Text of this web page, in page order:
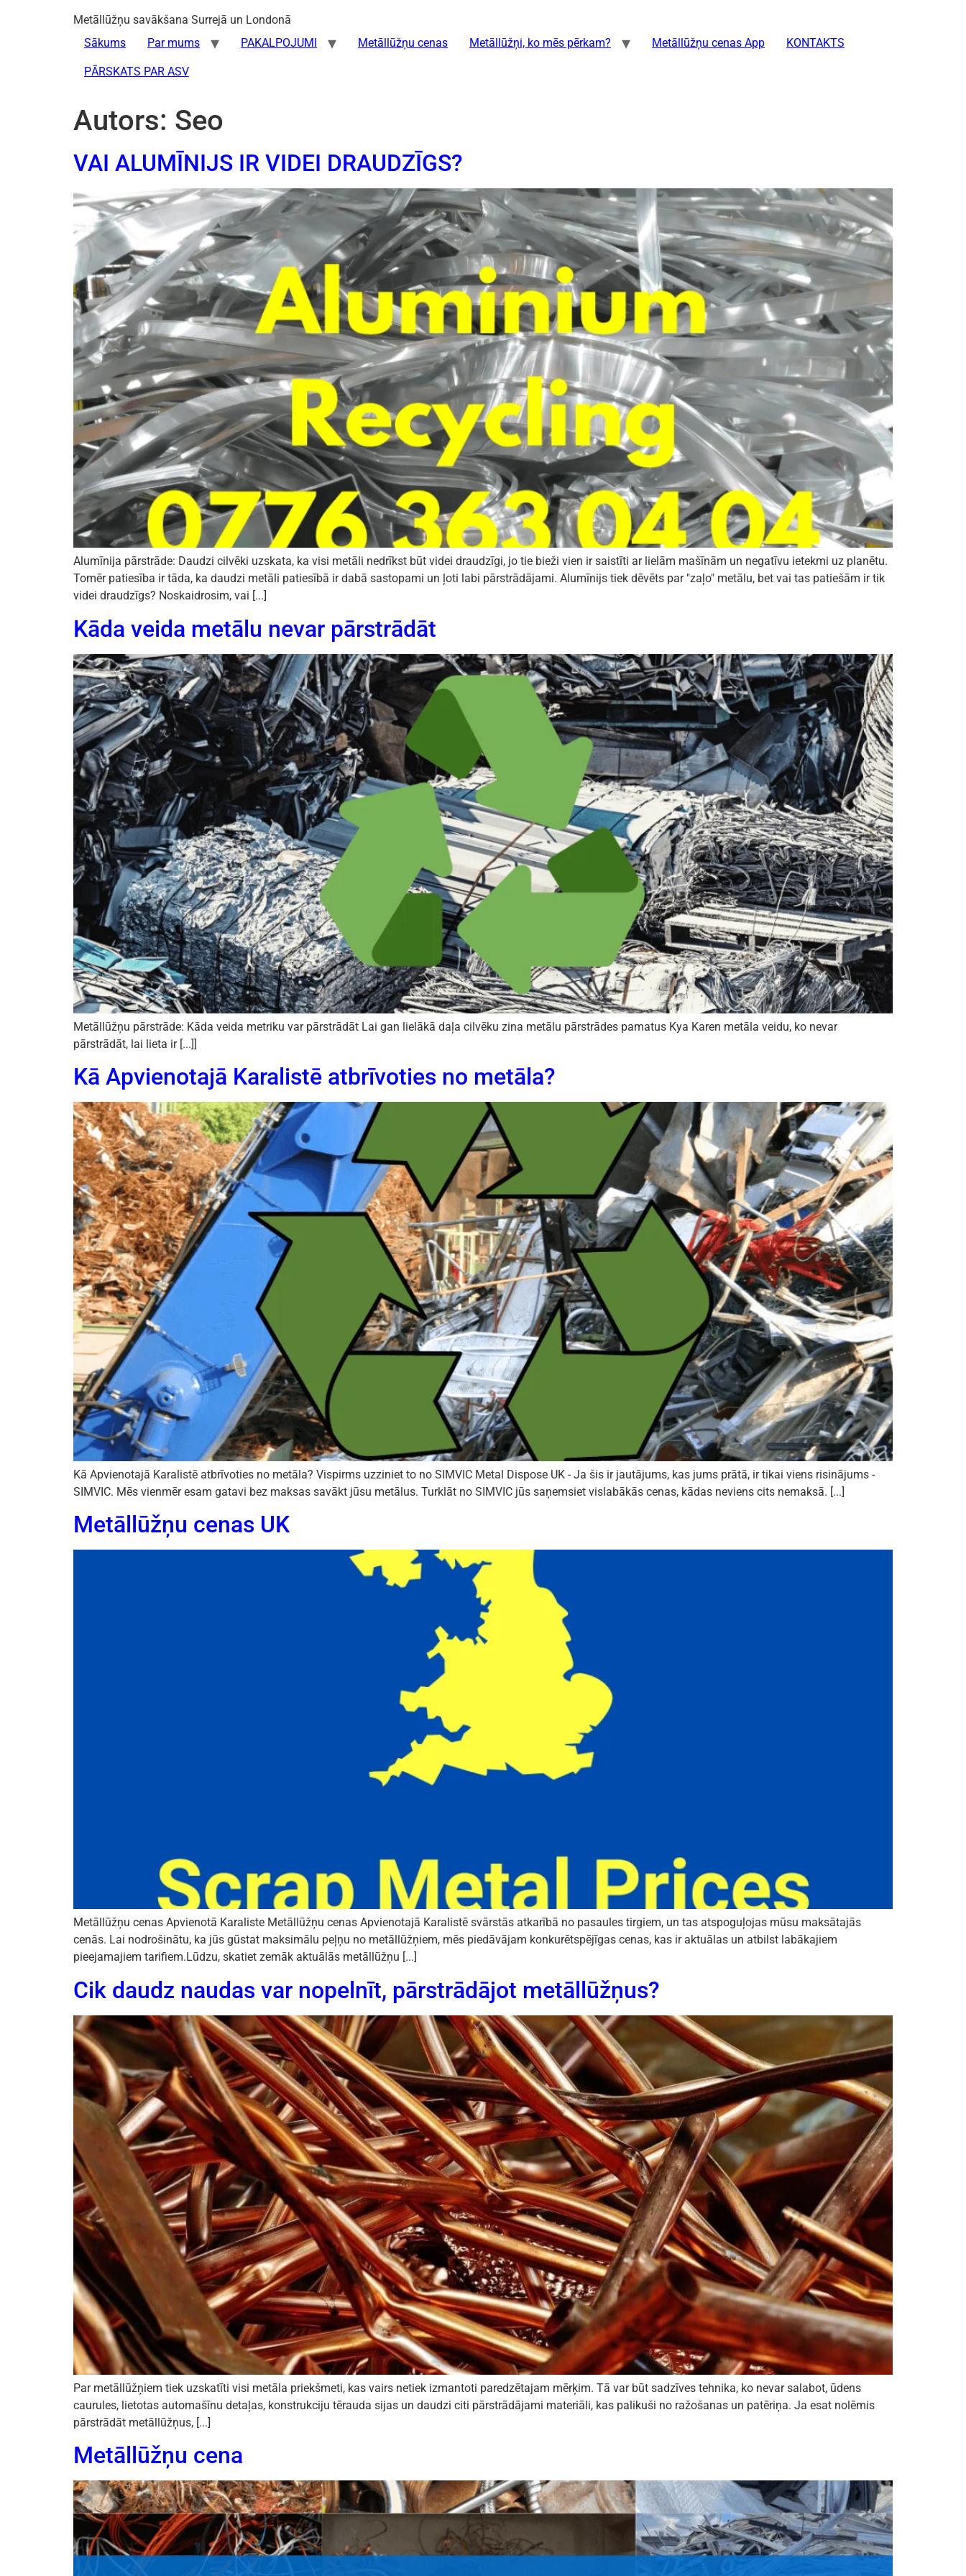
Metāllūžņu savākšana Surrejā un Londonā
Sākums
Par mums PAKALPOJUMI Metāllūžņu cenas Metāllūžņi, ko mēs pērkam? Metāllūžņu cenas App KONTAKTS
PĀRSKATS PAR ASV
Autors: Seo
VAI ALUMĪNIJS IR VIDEI DRAUDZĪGS?
Alumīnija pārstrāde: Daudzi cilvēki uzskata, ka visi metāli nedrīkst būt videi draudzīgi, jo tie bieži vien ir saistīti ar lielām mašīnām un negatīvu ietekmi uz planētu.
Tomēr patiesība ir tāda, ka daudzi metāli patiesībā ir dabā sastopami un ļoti labi pārstrādājami. Alumīnijs tiek dēvēts par "zaļo" metālu, bet vai tas patiešām ir tik
videi draudzīgs? Noskaidrosim, vai [...]
Kāda veida metālu nevar pārstrādāt
Metāllūžņu pārstrāde: Kāda veida metriku var pārstrādāt Lai gan lielākā daļa cilvēku zina metālu pārstrādes pamatus Kya Karen metāla veidu, ko nevar
pārstrādāt, lai lieta ir [...]]
Kā Apvienotajā Karalistē atbrīvoties no metāla?
Kā Apvienotajā Karalistē atbrīvoties no metāla? Vispirms uzziniet to no SIMVIC Metal Dispose UK - Ja šis ir jautājums, kas jums prātā, ir tikai viens risinājums -
SIMVIC. Mēs vienmēr esam gatavi bez maksas savākt jūsu metālus. Turklāt no SIMVIC jūs saņemsiet vislabākās cenas, kādas neviens cits nemaksā. [...]
Metāllūžņu cenas UK
Metāllūžņu cenas Apvienotā Karaliste Metāllūžņu cenas Apvienotajā Karalistē svārstās atkarībā no pasaules tirgiem, un tas atspoguļojas mūsu maksātajās
cenās. Lai nodrošinātu, ka jūs gūstat maksimālu peļņu no metāllūžņiem, mēs piedāvājam konkurētspējīgas cenas, kas ir aktuālas un atbilst labākajiem
pieejamajiem tarifiem.Lūdzu, skatiet zemāk aktuālās metāllūžņu [...]
Cik daudz naudas var nopelnīt, pārstrādājot metāllūžņus?
Par metāllūžņiem tiek uzskatīti visi metāla priekšmeti, kas vairs netiek izmantoti paredzētajam mērķim. Tā var būt sadzīves tehnika, ko nevar salabot, ūdens
caurules, lietotas automašīnu detaļas, konstrukciju tērauda sijas un daudzi citi pārstrādājami materiāli, kas palikuši no ražošanas un patēriņa. Ja esat nolēmis
pārstrādāt metāllūžņus, [...]
Metāllūžņu cena